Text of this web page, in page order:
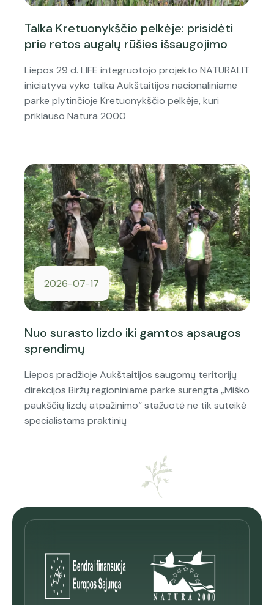
Talka Kretuonykščio pelkėje: prisidėti
prie retos augalų rūšies išsaugojimo
Liepos 29 d. LIFE integruotojo projekto NATURALIT
iniciatyva vyko talka Aukštaitijos nacionaliniame
parke plytinčioje Kretuonykščio pelkėje, kuri
priklauso Natura 2000
2026-07-17
Nuo surasto lizdo iki gamtos apsaugos
sprendimų
Liepos pradžioje Aukštaitijos saugomų teritorijų
direkcijos Biržų regioniniame parke surengta „Miško
paukščių lizdų atpažinimo“ stažuotė ne tik suteikė
specialistams praktinių